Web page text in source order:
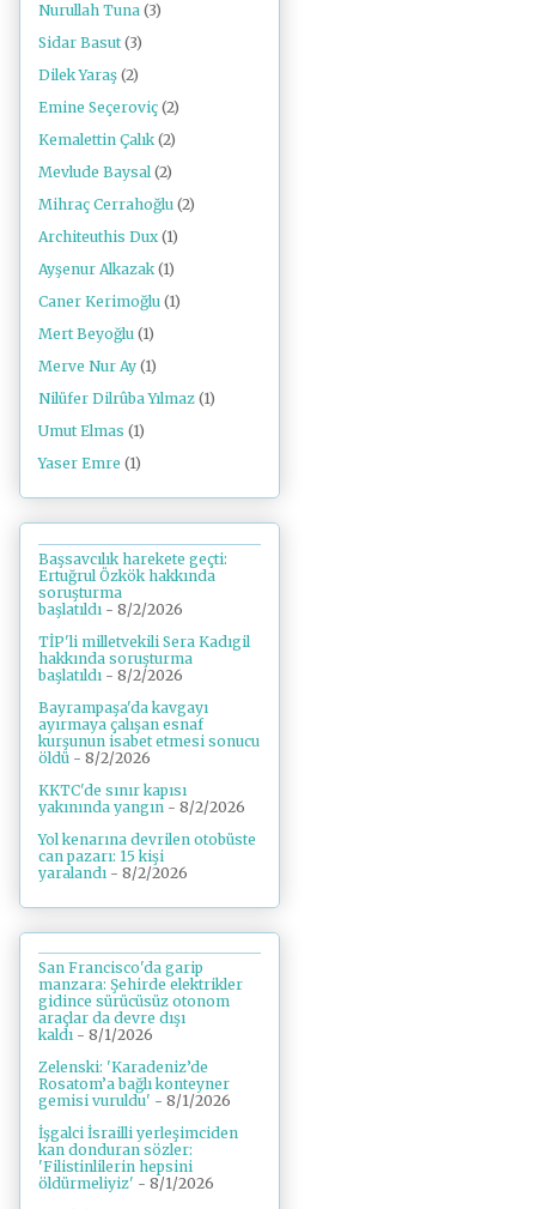
Nurullah Tuna (3)
Sidar Basut (3)
Dilek Yaraş (2)
Emine Seçeroviç (2)
Kemalettin Çalık (2)
Mevlude Baysal (2)
Mihraç Cerrahoğlu (2)
Architeuthis Dux (1)
Ayşenur Alkazak (1)
Caner Kerimoğlu (1)
Mert Beyoğlu (1)
Merve Nur Ay (1)
Nilüfer Dilrûba Yılmaz (1)
Umut Elmas (1)
Yaser Emre (1)
Başsavcılık harekete geçti:
Ertuğrul Özkök hakkında
soruşturma
başlatıldı - 8/2/2026
TİP'li milletvekili Sera Kadıgil
hakkında soruşturma
başlatıldı - 8/2/2026
Bayrampaşa'da kavgayı
ayırmaya çalışan esnaf
kurşunun isabet etmesi sonucu
öldü - 8/2/2026
KKTC'de sınır kapısı
yakınında yangın - 8/2/2026
Yol kenarına devrilen otobüste
can pazarı: 15 kişi
yaralandı - 8/2/2026
San Francisco'da garip
manzara: Şehirde elektrikler
gidince sürücüsüz otonom
araçlar da devre dışı
kaldı - 8/1/2026
Zelenski: 'Karadeniz’de
Rosatom’a bağlı konteyner
gemisi vuruldu' - 8/1/2026
İşgalci İsrailli yerleşimciden
kan donduran sözler:
'Filistinlilerin hepsini
öldürmeliyiz' - 8/1/2026